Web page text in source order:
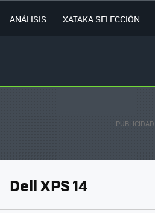
ANÁLISIS XATAKA SELECCIÓN
Dell XPS 14